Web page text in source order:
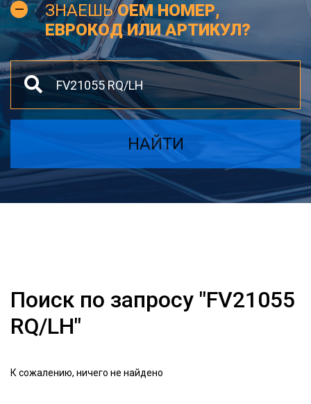
ЗНАЕШЬOEM НОМЕР,
ЕВРОКОД ИЛИ АРТИКУЛ?
НАЙТИ
Поиск по запросу "FV21055
RQ/LH"
К сожалению, ничего не найдено